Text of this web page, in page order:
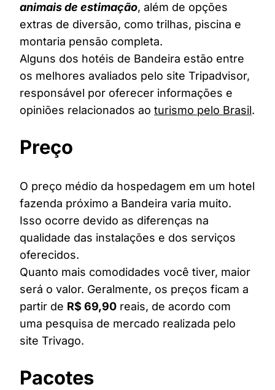
animais de estimação, além de opções
extras de diversão, como trilhas, piscina e
montaria pensão completa.
Alguns dos hotéis de Bandeira estão entre
os melhores avaliados pelo site Tripadvisor,
responsável por oferecer informações e
opiniões relacionados ao turismo pelo Brasil.
Preço
O preço médio da hospedagem em um hotel
fazenda próximo a Bandeira varia muito.
Isso ocorre devido as diferenças na
qualidade das instalações e dos serviços
oferecidos.
Quanto mais comodidades você tiver, maior
será o valor. Geralmente, os preços ficam a
partir de R$ 69,90 reais, de acordo com
uma pesquisa de mercado realizada pelo
site Trivago.
Pacotes